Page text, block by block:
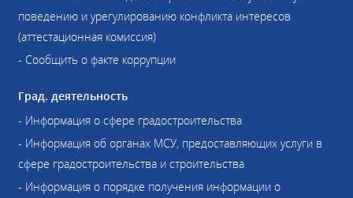
поведению и урегулированию конфликта интересов
(аттестационная комиссия)
- Сообщить о факте коррупции
Град. деятельность
- Информация о сфере градостроительства
- Информация об органах МСУ, предоставляющих услуги в
сфере градостроительства и строительства
- Информация о порядке получения информации о